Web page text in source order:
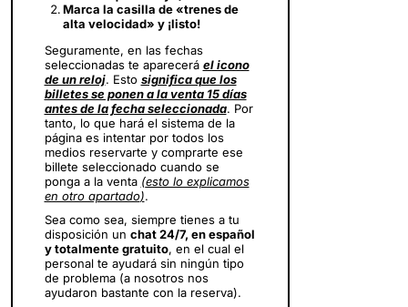
Marca la casilla de «trenes de
alta velocidad» y ¡listo!
Seguramente, en las fechas
seleccionadas te aparecerá el icono
de un reloj. Esto significa que los
billetes se ponen a la venta 15 días
antes de la fecha seleccionada. Por
tanto, lo que hará el sistema de la
página es intentar por todos los
medios reservarte y comprarte ese
billete seleccionado cuando se
ponga a la venta (esto lo explicamos
en otro apartado).
Sea como sea, siempre tienes a tu
disposición un chat 24/7, en español
y totalmente gratuito, en el cual el
personal te ayudará sin ningún tipo
de problema (a nosotros nos
ayudaron bastante con la reserva).